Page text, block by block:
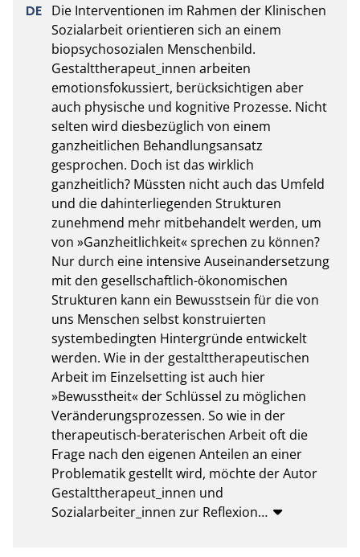
Die Interventionen im Rahmen der Klinischen
Sozialarbeit orientieren sich an einem
biopsychosozialen Menschenbild.
Gestalttherapeut_innen arbeiten
emotionsfokussiert, berücksichtigen aber
auch physische und kognitive Prozesse. Nicht
selten wird diesbezüglich von einem
ganzheitlichen Behandlungsansatz
gesprochen. Doch ist das wirklich
ganzheitlich? Müssten nicht auch das Umfeld
und die dahinterliegenden Strukturen
zunehmend mehr mitbehandelt werden, um
von »Ganzheitlichkeit« sprechen zu können?
Nur durch eine intensive Auseinandersetzung
mit den gesellschaftlich-ökonomischen
Strukturen kann ein Bewusstsein für die von
uns Menschen selbst konstruierten
systembedingten Hintergründe entwickelt
werden. Wie in der gestalttherapeutischen
Arbeit im Einzelsetting ist auch hier
»Bewusstheit« der Schlüssel zu möglichen
Veränderungsprozessen. So wie in der
therapeutisch-beraterischen Arbeit oft die
Frage nach den eigenen Anteilen an einer
Problematik gestellt wird, möchte der Autor
Gestalttherapeut_innen und
Sozialarbeiter_innen zur Reflexion…